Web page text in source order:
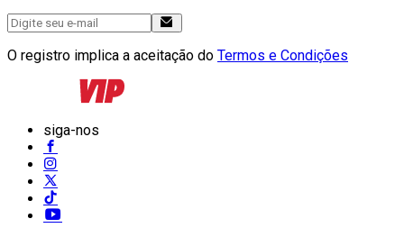
O registro implica a aceitação do Termos e Condições
siga-nos